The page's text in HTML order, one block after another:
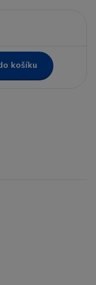
košíku